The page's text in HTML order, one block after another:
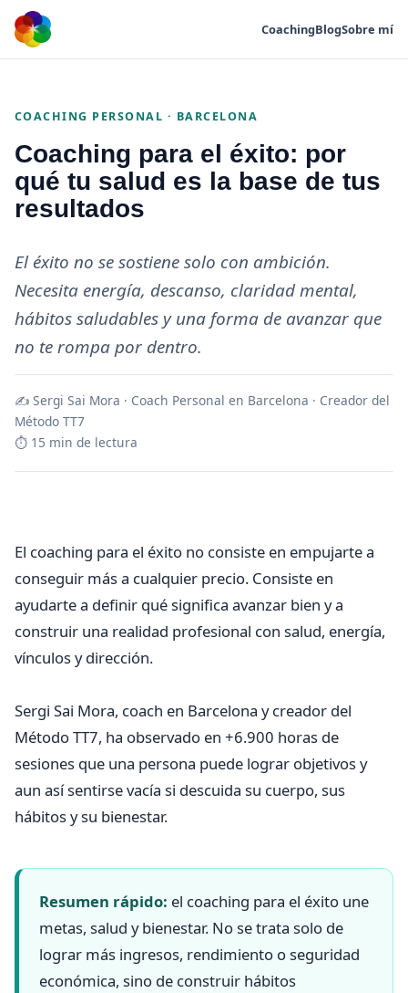
CoachingBlogSobre mí
COACHING PERSONAL · BARCELONA
Coaching para el éxito: por
qué tu salud es la base de tus
resultados
El éxito no se sostiene solo con ambición.
Necesita energía, descanso, claridad mental,
hábitos saludables y una forma de avanzar que
no te rompa por dentro.
✍ Sergi Sai Mora · Coach Personal en Barcelona · Creador del
Método TT7
⏱ 15 min de lectura
El coaching para el éxito no consiste en empujarte a
conseguir más a cualquier precio. Consiste en
ayudarte a definir qué significa avanzar bien y a
construir una realidad profesional con salud, energía,
vínculos y dirección.
Sergi Sai Mora, coach en Barcelona y creador del
Método TT7, ha observado en +6.900 horas de
sesiones que una persona puede lograr objetivos y
aun así sentirse vacía si descuida su cuerpo, sus
hábitos y su bienestar.
Resumen rápido: el coaching para el éxito une
metas, salud y bienestar. No se trata solo de
lograr más ingresos, rendimiento o seguridad
económica, sino de construir hábitos